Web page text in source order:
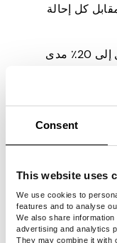
Consent
This website uses
We use cookies to
features and to analyse
We also share
advertising and analytics
They may combine it with
كل إحالة
– عمولة تصل إلى 20٪ مدى
نشطة لمدة
تحقق من هذا الفيديو للتعرف على Pawns.app